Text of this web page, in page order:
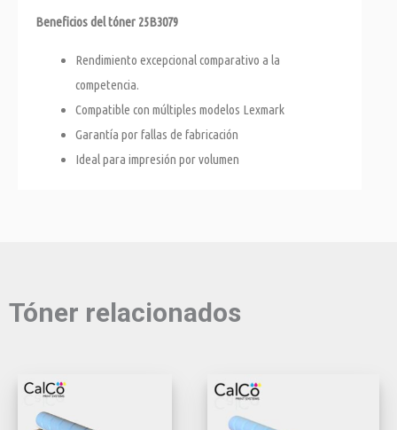
Beneficios del tóner 25B3079
Rendimiento excepcional comparativo a la
competencia.
Compatible con múltiples modelos Lexmark
Garantía por fallas de fabricación
Ideal para impresión por volumen
Tóner relacionados